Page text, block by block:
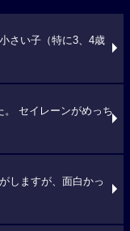
さい子（特に3、4歳
セイレーンがめっち
しますが、面白かっ